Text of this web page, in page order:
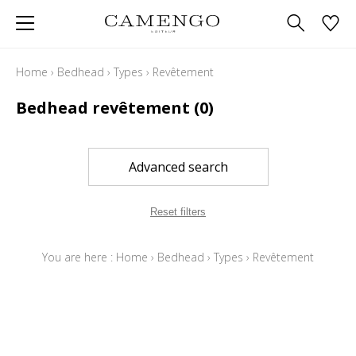
Home › Bedhead › Types › Revêtement
Bedhead revêtement (0)
Advanced search
Reset filters
You are here : Home › Bedhead › Types › Revêtement